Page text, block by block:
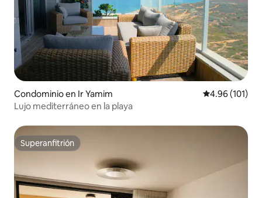
Condominio en Ir Yamim Calificación
4.96 (101)
Lujo mediterráneo en la playa
Superanfitrión
Superanfitrión